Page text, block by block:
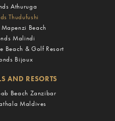
Athuruga
Thudufushi
Beach
Malindi
Beach & Golf Resort
Bijoux
AND RESORTS
Beach Zanzibar
Maldives